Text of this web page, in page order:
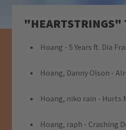
"HEARTSTRINGS"
Hoang - 5 Years ft. Dia
Hoang, Danny Olson -
Hoang, niko rain - Hurts
Hoang, raph - Crashing